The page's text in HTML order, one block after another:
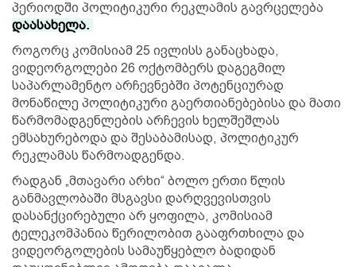
პერიოდში პოლიტიკური რეკლამის გავრცელება
დაასახელა.
როგორც კომისიამ 25 ივლისს განაცხადა,
ვიდეორგოლები 26 ოქტომბერს დაგეგმილ
საპარლამენტო არჩევნებში პოტენციურად
მონაწილე პოლიტიკური გაერთიანებებისა და მათი
წარმომადგენლების არჩევის ხელშეშლას
ემსახურებოდა და შესაბამისად, პოლიტიკურ
რეკლამას წარმოადგენდა.
რადგან „მთავარი არხი“ ბოლო ერთი წლის
განმავლობაში მსგავსი დარღვევისთვის
დასანქცირებული არ ყოფილა, კომისიამ
ტელეკომპანია წერილობით გააფრთხილა და
ვიდეორგოლების სამაუწყებლო ბადიდან